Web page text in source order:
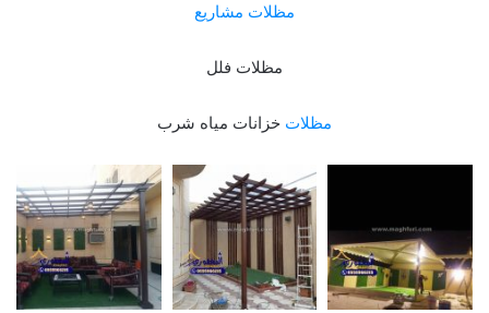
مظلات مشاريع
مظلات فلل
مظلات خزانات مياه شرب